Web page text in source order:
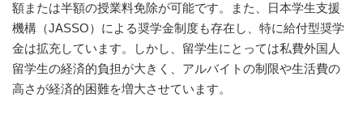
額または半額の授業料免除が可能です。また、日本学生支援
機構（JASSO）による奨学金制度も存在し、特に給付型奨学
金は拡充しています。しかし、留学生にとっては私費外国人
留学生の経済的負担が大きく、アルバイトの制限や生活費の
高さが経済的困難を増大させています。